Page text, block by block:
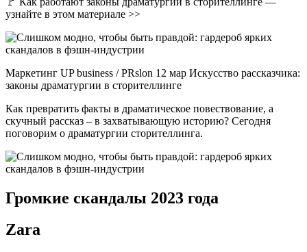
узнайте в этом материале >>
Маркетинг UP business / PRslon 12 мар Искусство рассказчика:
законы драматургии в сторителлинге
Как превратить факты в драматическое повествование, а
скучный рассказ – в захватывающую историю? Сегодня
поговорим о драматургии сторителлинга.
Громкие скандалы 2023 года
Zara